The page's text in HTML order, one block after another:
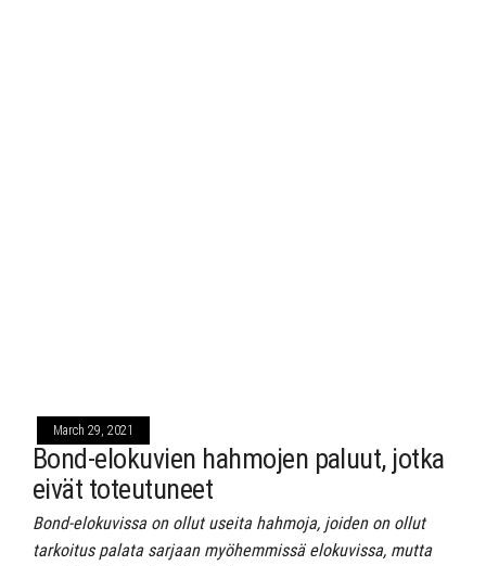
March 29, 2021
Bond-elokuvien hahmojen paluut, jotka
eivät toteutuneet
Bond-elokuvissa on ollut useita hahmoja, joiden on ollut
tarkoitus palata sarjaan myöhemmissä elokuvissa, mutta